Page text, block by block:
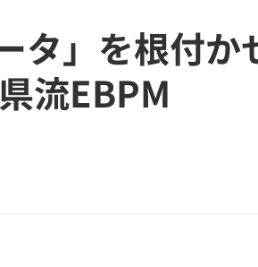
タ」を根付か
流EBPM